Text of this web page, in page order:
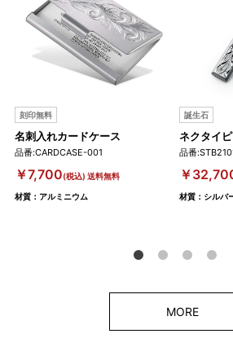
刻印無料
名刺入れカードケース
品番:CARDCASE-001
￥7,700(税込) 送料無料
材質：アルミニウム
誕生石
ネクタイ
品番
￥
材質：シルバ
MORE